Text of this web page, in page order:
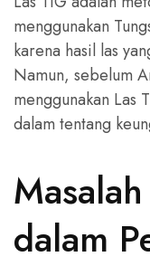
menggunakan
karena hasil las
Namun, sebelum
menggunakan Las
dalam tentang
dalam